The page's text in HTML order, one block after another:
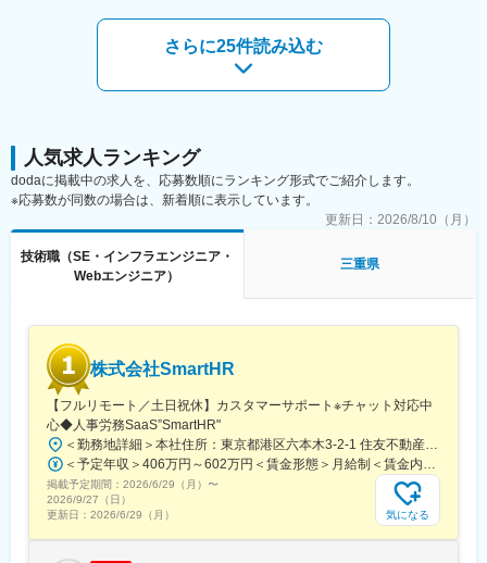
水準の教育を提供。）
・食堂等その他施設も充実
変更の範囲：会社の定める業務
■充実の研修あり：
入社後、まずは本社で研修を受けます。充実した研修制度があり
ますので、ご安心ください。村田機械社向けのカリキュラムや個
をスタートしていただきます。
■就業先について：
村田機械での勤務となります。当社は創業時代からの付き合いを
評価され高い信頼を獲得しております。そのため設計の上流部門
間も長く、5年～10年以上継続して勤務している方も多数です。
中途入社の方も多く、馴染みやすい環境です。社長も現役のエン
ジニアとして第一線で活躍しています。そのため社員と同じ目線
で、社長から様々なアドバイスを貰えますので、エンジニアとし
てどのように成長したいか、じっくり考え、目指していける環境
です。また、利益はほとんど福利厚生や研修、賞与にあてるなど
社員想いの会社です。また、定期的に面談を行い、社員一人ひと
りの状態を確認して働きやすいように環境づくりを心がけていま
す。
■UIターン歓迎：
現在遠方にお住いの方も、借上げ寮の準備がありますので安心し
てご応募ください。自己負担は40％です。また、引っ越し費用に
さらに25件読み込む
人気求人ランキング
dodaに掲載中の求人を、応募数順にランキング形式でご紹介します。
※応募数が同数の場合は、新着順に表示しています。
更新日： 2026/8/10（月）
技術職（SE・インフラエンジニア・
Webエンジニア）
三重県
株式会社SmartHR
【フルリモート／土日祝休】カスタマーサポート※チャット対応中
心◆人事労務SaaS”SmartHR"
＜勤務地詳細＞本社住所：東京都港区六本木3-2-1 住友不動産六本木グランドタワー勤務地最寄駅：東京メトロ南北線／六本木一丁目駅受動喫煙対策：屋内全面禁煙変更の範囲：会社の定める事業所（リモートワーク含む）
＜予定年収＞406万円～602万円＜賃金形態＞月給制＜賃金内訳＞月額（基本給）：212,480円～315,200円その他固定手当/月：5,000円固定残業手当/月：77,520円～114,800円（固定残業時間45時間0分/月）超過した時間外労働の残業手当は追加支給＜月給＞295,000円～435,000円（一律手当を含む）＜昇給有無＞有＜残業手当＞有賃金はあくまでも目安の金額であり、選考を通じて上下する可能性があります。月給(月額)は固定手当を含めた表記です。
掲載予定期間： 2026/6/29（月） 〜
2026/9/27（日）
更新日： 2026/6/29（月） 気になる